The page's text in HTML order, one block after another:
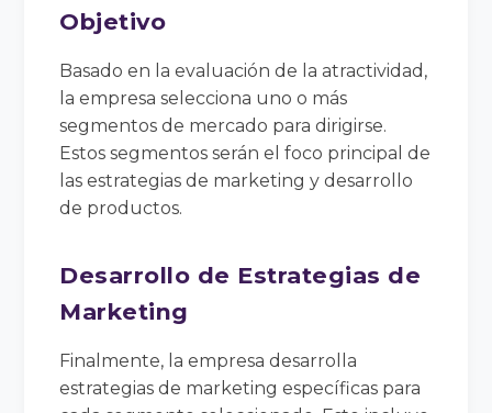
Objetivo
Basado en la evaluación de la atractividad,
la empresa selecciona uno o más
segmentos de mercado para dirigirse.
Estos segmentos serán el foco principal de
las estrategias de marketing y desarrollo
de productos.
Desarrollo de Estrategias de
Marketing
Finalmente, la empresa desarrolla
estrategias de marketing específicas para